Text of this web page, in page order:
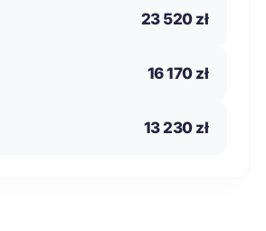
23 520 zł
16 170 zł
13 230 zł